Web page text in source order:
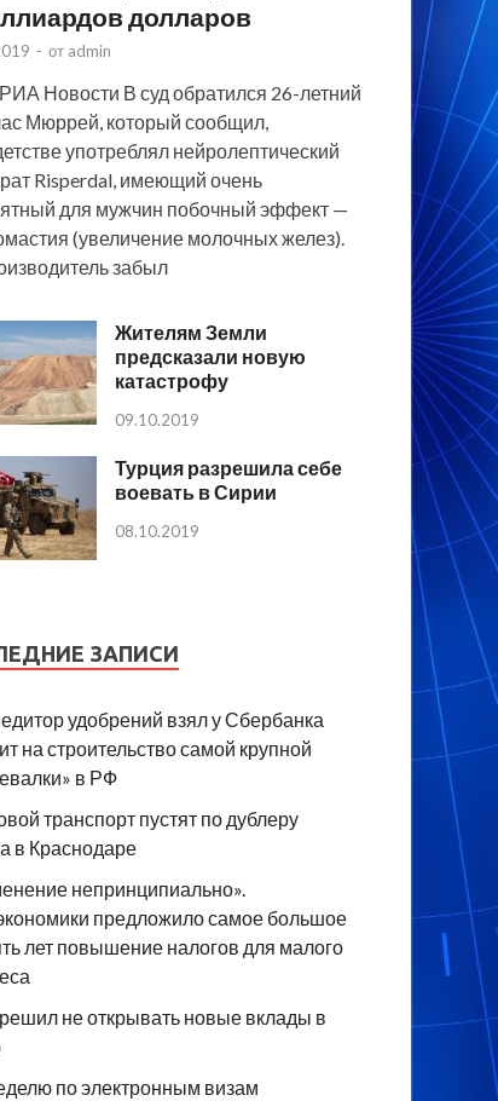
долларов
- от admin
Новости В суд обратился 26-летний
Мюррей, который сообщил,
употреблял нейролептический
Risperdal, имеющий очень
для мужчин побочный эффект —
(увеличение молочных желез).
забыл
Жителям Земли
предсказали новую
катастрофу
09.10.2019
Турция разрешила себе
воевать в Сирии
08.10.2019
ЗАПИСИ
удобрений взял у Сбербанка
на строительство самой крупной
в РФ
транспорт пустят по дублеру
в Краснодаре
непринципиально».
предложило самое большое
лет повышение налогов для малого
не открывать новые вклады в
по электронным визам